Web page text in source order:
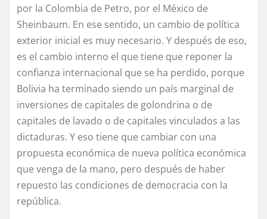
por la Colombia de Petro, por el México de
Sheinbaum. En ese sentido, un cambio de política
exterior inicial es muy necesario. Y después de eso,
es el cambio interno el que tiene que reponer la
confianza internacional que se ha perdido, porque
Bolivia ha terminado siendo un país marginal de
inversiones de capitales de golondrina o de
capitales de lavado o de capitales vinculados a las
dictaduras. Y eso tiene que cambiar con una
propuesta económica de nueva política económica
que venga de la mano, pero después de haber
repuesto las condiciones de democracia con la
república.